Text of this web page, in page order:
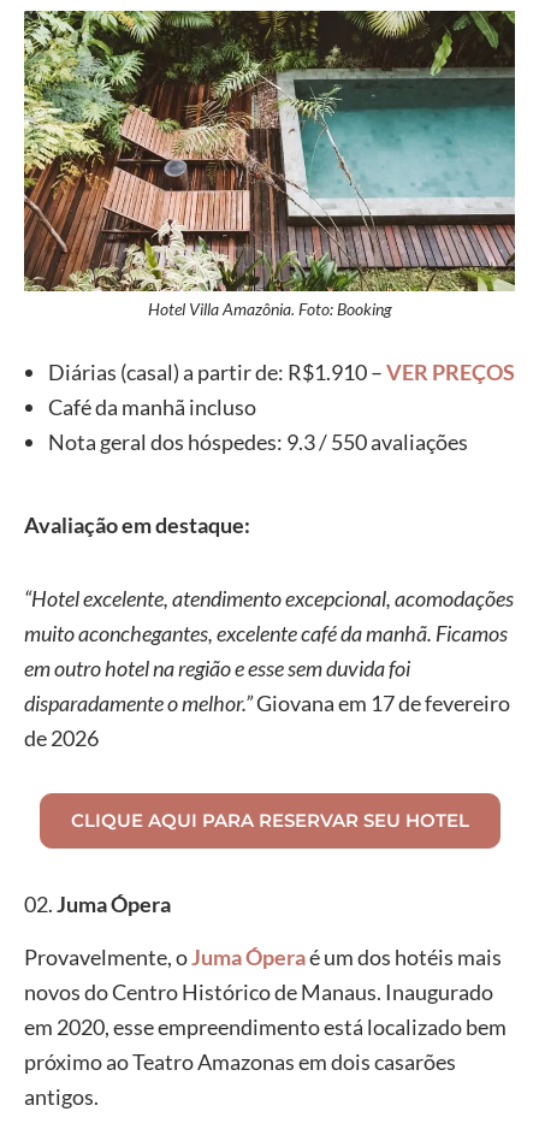
Hotel Villa Amazônia. Foto: Booking
Diárias (casal) a partir de: R$1.910 –VER PREÇOS
Café da manhã incluso
Nota geral dos hóspedes: 9.3 / 550 avaliações
Avaliação em destaque:
“Hotel excelente, atendimento excepcional, acomodações
muito aconchegantes, excelente café da manhã. Ficamos
em outro hotel na região e esse sem duvida foi
disparadamente o melhor.”Giovana em 17 de fevereiro
de 2026
CLIQUE AQUI PARA RESERVAR SEU HOTEL
02.Juma Ópera
Provavelmente, oJuma Óperaé um dos hotéis mais
novos do Centro Histórico de Manaus. Inaugurado
em 2020, esse empreendimento está localizado bem
próximo ao Teatro Amazonas em dois casarões
antigos.